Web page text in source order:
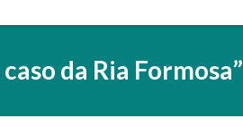
da Ria Formosa”